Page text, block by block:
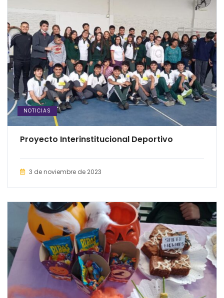
NOTICIAS
Proyecto Interinstitucional Deportivo
3 de noviembre de 2023